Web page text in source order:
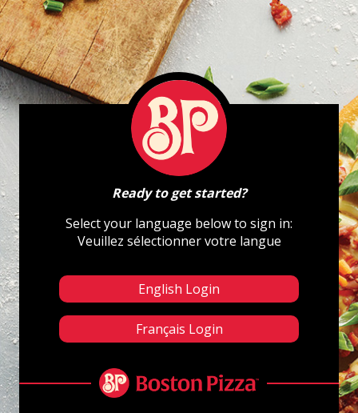
Ready to get started?
Select your language below to sign in:
Veuillez sélectionner votre langue
English Login
Français Login